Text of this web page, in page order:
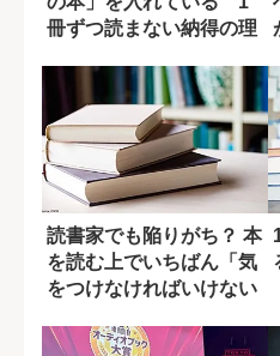
冊ずつ読まない納得の理
読書家でも陥りがち？ 本
を読む上でいちばん「気
をつけなければいけない